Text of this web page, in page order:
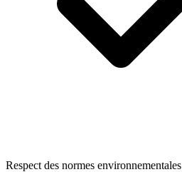
Respect des normes environnementales